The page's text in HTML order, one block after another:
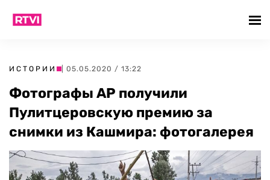
ИСТОРИИ | 05.05.2020 / 13:22
Фотографы AP получили
Пулитцеровскую премию за
снимки из Кашмира: фотогалерея